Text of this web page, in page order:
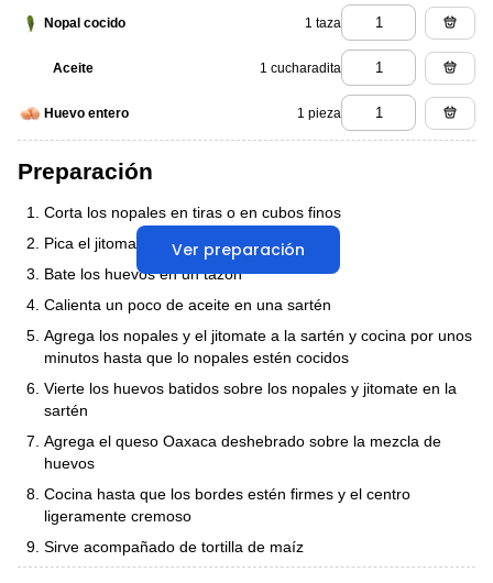
Nopal cocido 1 taza
Aceite 1 cucharadita
Huevo entero 1 pieza
Ver preparación
Preparación
Corta los nopales en tiras o en cubos finos
Pica el jitomate en cubos
Bate los huevos en un tazón
Calienta un poco de aceite en una sartén
Agrega los nopales y el jitomate a la sartén y cocina por unos
minutos hasta que lo nopales estén cocidos
Vierte los huevos batidos sobre los nopales y jitomate en la
sartén
Agrega el queso Oaxaca deshebrado sobre la mezcla de
huevos
Cocina hasta que los bordes estén firmes y el centro
ligeramente cremoso
Sirve acompañado de tortilla de maíz